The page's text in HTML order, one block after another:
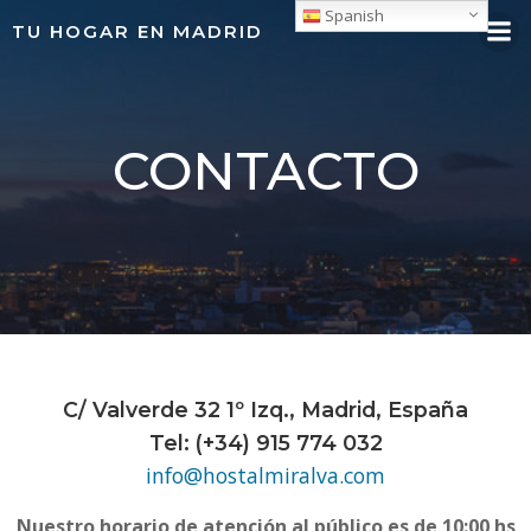
Saltar
TU HOGAR EN MADRID
CONTACTO
C/ Valverde 32 1º Izq., Madrid, España
Tel: (+34) 915 774 032
info@hostalmiralva.com
Spanish